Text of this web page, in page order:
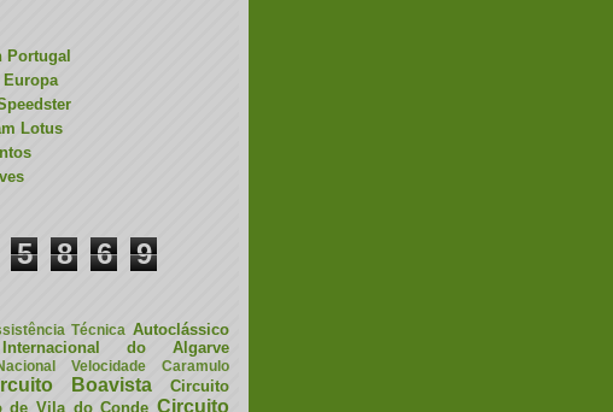
Portugal
Lotus
5 8 6 9
Técnica Autoclássico
do Algarve
Velocidade Caramulo
Boavista
Circuito
de Vila do Conde Circuito